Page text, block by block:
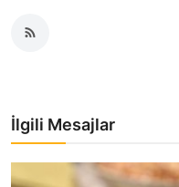
İlgili Mesajlar